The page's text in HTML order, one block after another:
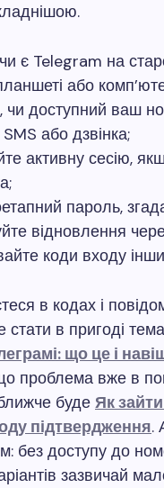
є Telegram на
або
чи доступний ваш
або дзвінка;
активну сесію,
пароль,
відновлення
коди входу
в кодах і
в пригоді тема
що це і
проблема вже в
буде Як
підтвердження.
без доступу до
зазвичай